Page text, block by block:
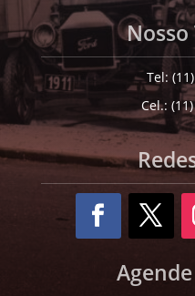
Tel:
Cel.: